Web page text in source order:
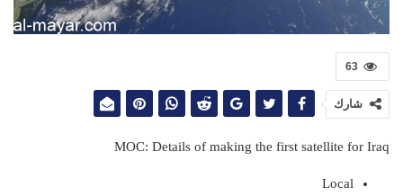
63
شارك
MOC: Details of making the first satellite for Iraq
Local